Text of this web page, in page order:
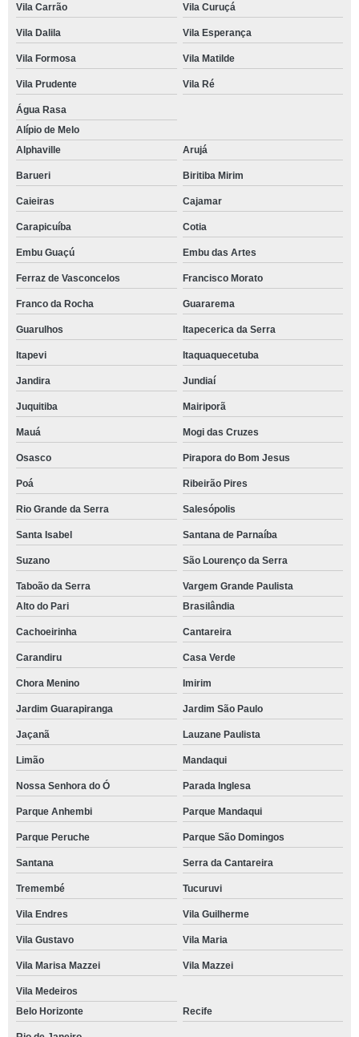
Vila Carrão Vila Curuçá
Vila Dalila Vila Esperança
Vila Formosa Vila Matilde
Vila Prudente Vila Ré
Água Rasa
Alípio de Melo
Alphaville
Arujá
Barueri Biritiba Mirim
Caieiras Cajamar
Carapicuíba Cotia
Embu Guaçú Embu das Artes
Ferraz de Vasconcelos Francisco Morato
Franco da Rocha Guararema
Guarulhos Itapecerica da Serra
Itapevi Itaquaquecetuba
Jandira Jundiaí
Juquitiba Mairiporã
Mauá Mogi das Cruzes
Osasco Pirapora do Bom Jesus
Poá Ribeirão Pires
Rio Grande da Serra Salesópolis
Santa Isabel Santana de Parnaíba
Suzano São Lourenço da Serra
Taboão da Serra
Vargem Grande Paulista
Alto do Pari
Brasilândia
Cachoeirinha Cantareira
Carandiru Casa Verde
Chora Menino Imirim
Jardim Guarapiranga Jardim São Paulo
Jaçanã Lauzane Paulista
Limão Mandaqui
Nossa Senhora do Ó Parada Inglesa
Parque Anhembi Parque Mandaqui
Parque Peruche Parque São Domingos
Santana Serra da Cantareira
Tremembé Tucuruvi
Vila Endres Vila Guilherme
Vila Gustavo Vila Maria
Vila Marisa Mazzei Vila Mazzei
Vila Medeiros
Belo Horizonte
Recife